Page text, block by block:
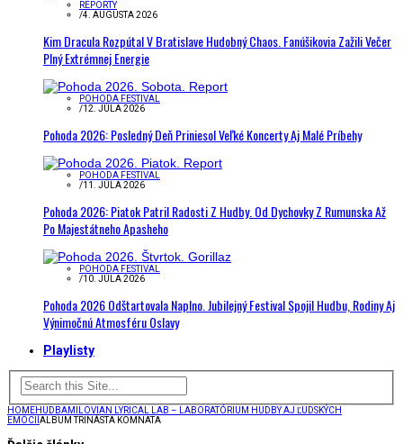
REPORTY
/4. AUGUSTA 2026
Kim Dracula Rozpútal V Bratislave Hudobný Chaos. Fanúšikovia Zažili Večer
Plný Extrémnej Energie
POHODA FESTIVAL
/12. JÚLA 2026
Pohoda 2026: Posledný Deň Priniesol Veľké Koncerty Aj Malé Príbehy
POHODA FESTIVAL
/11. JÚLA 2026
Pohoda 2026: Piatok Patril Radosti Z Hudby. Od Dychovky Z Rumunska Až
Po Majestátneho Apasheho
POHODA FESTIVAL
/10. JÚLA 2026
Pohoda 2026 Odštartovala Naplno. Jubilejný Festival Spojil Hudbu, Rodiny Aj
Výnimočnú Atmosféru Oslavy
Playlisty
HOMEHUDBAMILOVIAN LYRICAL LAB – LABORATÓRIUM HUDBY AJ ĽUDSKÝCH
EMÓCIÍ ALBUM TRINÁSTA KOMNATA